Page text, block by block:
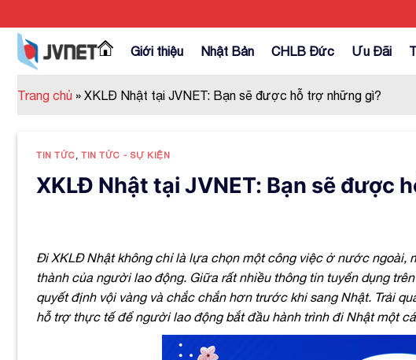
to
content
Giới thiệu Nhật Bản CHLB Đức Ưu Đãi
Trang chủ » XKLĐ Nhật tại JVNET: Bạn sẽ được hỗ trợ những gì?
TIN TỨC ,TIN TỨC - SỰ KIỆN
XKLĐ Nhật tại JVNET: Bạn sẽ được
Đi XKLĐ Nhật không chỉ là lựa chọn một công việc ở nước
thành của người lao động. Giữa rất nhiều thông tin tuyển dụng
quyết định vội vàng và chắc chắn hơn trước khi sang Nhật. Trải
hỗ trợ thực tế để người lao động bắt đầu hành trình đi Nhật một